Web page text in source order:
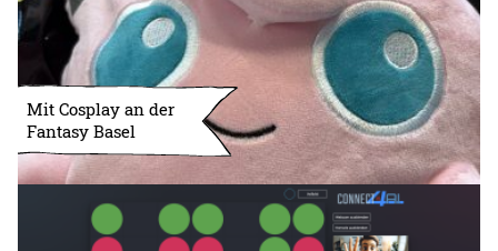
Mit Cosplay an der
Fantasy Basel